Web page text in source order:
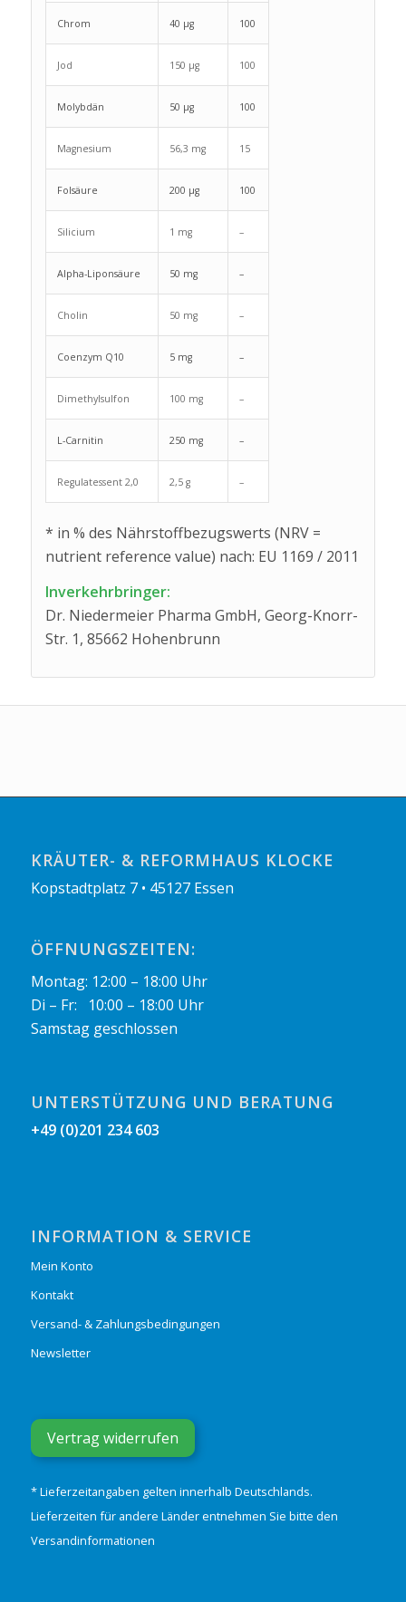
Chrom 40 µg 100
Jod 150 µg 100
Molybdän 50 µg 100
Magnesium 56,3 mg 15
Folsäure 200 µg 100
Silicium 1 mg –
Alpha-Liponsäure 50 mg –
Cholin 50 mg –
Coenzym Q10 5 mg –
Dimethylsulfon 100 mg –
L-Carnitin 250 mg –
Regulatessent 2,0 2,5 g –
* in % des Nährstoffbezugswerts (NRV =
nutrient reference value) nach: EU 1169 / 2011
Inverkehrbringer:
Dr. Niedermeier Pharma GmbH, Georg-Knorr-
Str. 1, 85662 Hohenbrunn
KRÄUTER- & REFORMHAUS KLOCKE
Kopstadtplatz 7 • 45127 Essen
ÖFFNUNGSZEITEN:
Montag: 12:00 – 18:00 Uhr
Di – Fr: 10:00 – 18:00 Uhr
Samstag geschlossen
UNTERSTÜTZUNG UND BERATUNG
+49 (0)201 234 603
INFORMATION & SERVICE
Mein Konto
Kontakt
Versand- & Zahlungsbedingungen
Newsletter
Vertrag widerrufen
* Lieferzeitangaben gelten innerhalb Deutschlands.
Lieferzeiten für andere Länder entnehmen Sie bitte den
Versandinformationen